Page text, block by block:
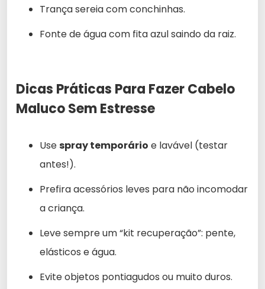
Trança sereia com conchinhas.
Fonte de água com fita azul saindo da raiz.
Dicas Práticas Para Fazer Cabelo
Maluco Sem Estresse
Usespray temporário e lavável (testar
antes!).
Prefira acessórios leves para não incomodar
a criança.
Leve sempre um “kit recuperação”: pente,
elásticos e água.
Evite objetos pontiagudos ou muito duros.